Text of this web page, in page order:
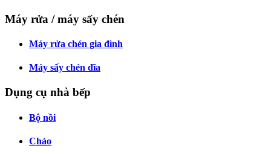
Máy rửa / máy sấy chén
Máy rửa chén gia đình
Máy sấy chén đĩa
Dụng cụ nhà bếp
Bộ nồi
Chảo